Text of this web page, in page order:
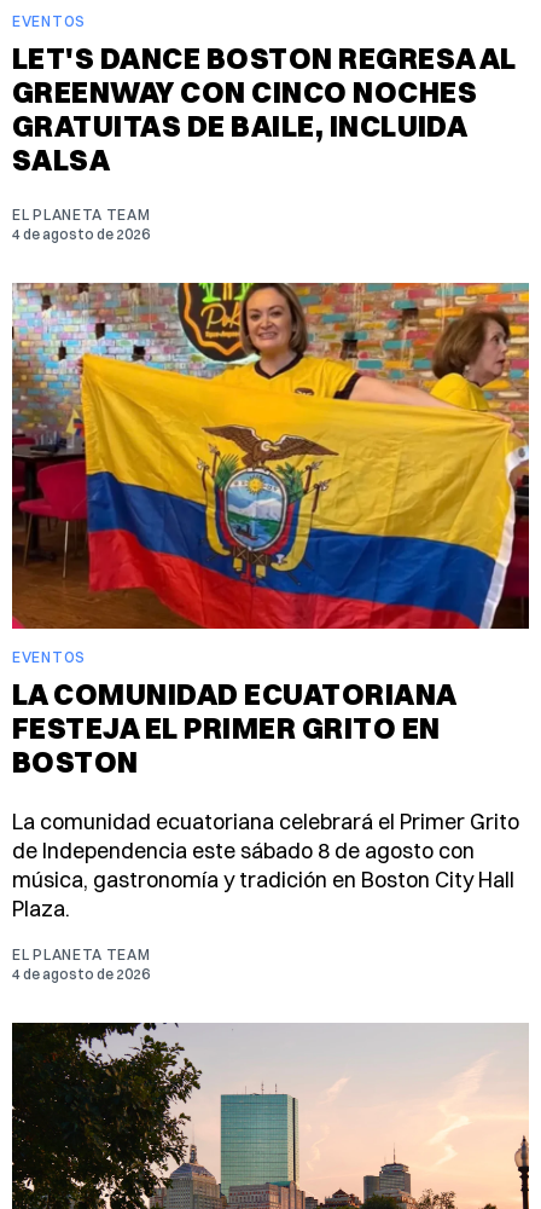
EVENTOS
LET'S DANCE BOSTON REGRESA AL
GREENWAY CON CINCO NOCHES
GRATUITAS DE BAILE, INCLUIDA
SALSA
EL PLANETA TEAM
4 de agosto de 2026
EVENTOS
LA COMUNIDAD ECUATORIANA
FESTEJA EL PRIMER GRITO EN
BOSTON
La comunidad ecuatoriana celebrará el Primer Grito
de Independencia este sábado 8 de agosto con
música, gastronomía y tradición en Boston City Hall
Plaza.
EL PLANETA TEAM
4 de agosto de 2026